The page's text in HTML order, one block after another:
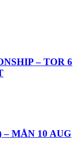
– TOR 6
MÅN 10 AUG